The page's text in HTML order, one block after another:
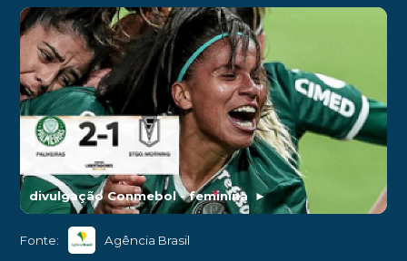
divulgação Conmebol - feminina ►
Fonte: Agência Brasil